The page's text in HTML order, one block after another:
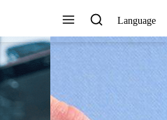
Language